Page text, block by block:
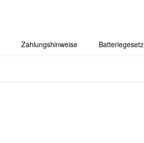
Zahlungshinweise Batteriegesetz